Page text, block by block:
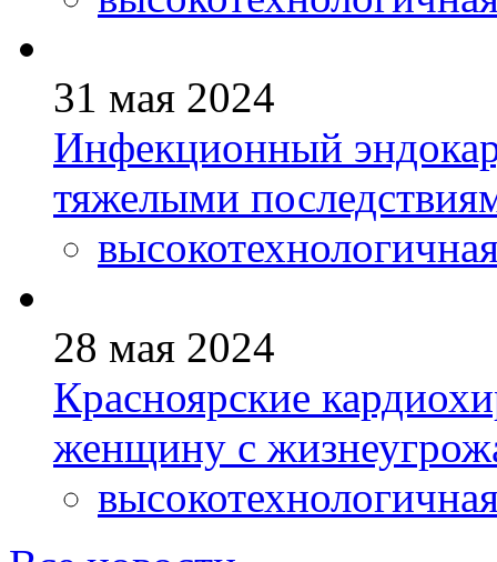
31 мая 2024
Инфекционный
тяжелыми
28 мая 2024
Красноярские
женщину с